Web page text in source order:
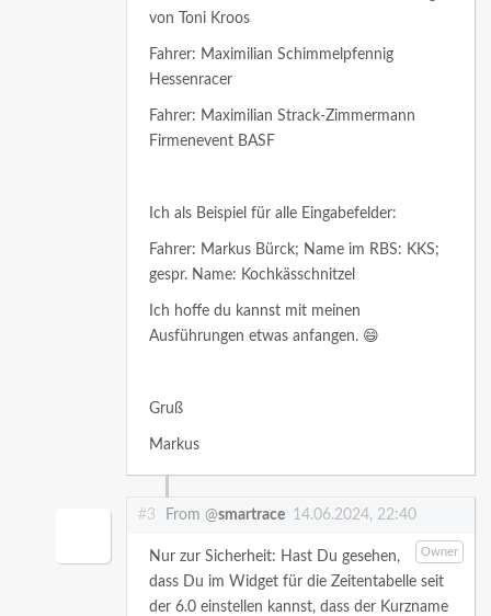
von Toni Kroos
Fahrer: Maximilian Schimmelpfennig
Hessenracer
Fahrer: Maximilian Strack-Zimmermann
Firmenevent BASF
Ich als Beispiel für alle Eingabefelder:
Fahrer: Markus Bürck; Name im RBS: KKS;
gespr. Name: Kochkässchnitzel
Ich hoffe du kannst mit meinen
Ausführungen etwas anfangen. 😄
Gruß
Markus
#3 From @smartrace 14.06.2024, 22:40
Owner
Nur zur Sicherheit: Hast Du gesehen,
dass Du im Widget für die Zeitentabelle seit
der 6.0 einstellen kannst, dass der Kurzname